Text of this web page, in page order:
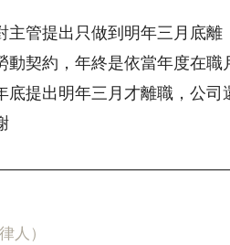
主管提出只做到明年三月底離
動契約，年終是依當年度在職
底提出明年三月才離職，公司
人）